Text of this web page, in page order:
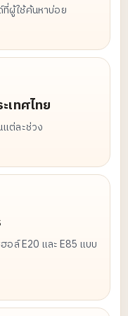
ผู้ใช้ค้นหาบ่อย
เทศไทย
แต่ละช่วง
อล์ E20 และ E85 แบบ